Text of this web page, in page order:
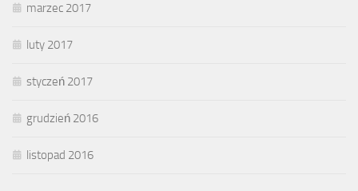
marzec 2017
luty 2017
styczeń 2017
grudzień 2016
listopad 2016